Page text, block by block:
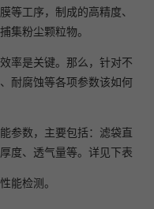
等工序，制成的高精度、
集粉尘颗粒物。
率是关键。那么，针对不
耐腐蚀等各项参数该如何
参数，主要包括：滤袋直
度、透气量等。详见下表
能检测。